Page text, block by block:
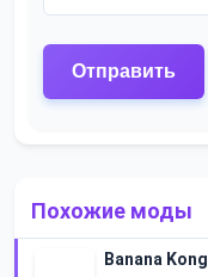
Похожие моды
Banana Kong